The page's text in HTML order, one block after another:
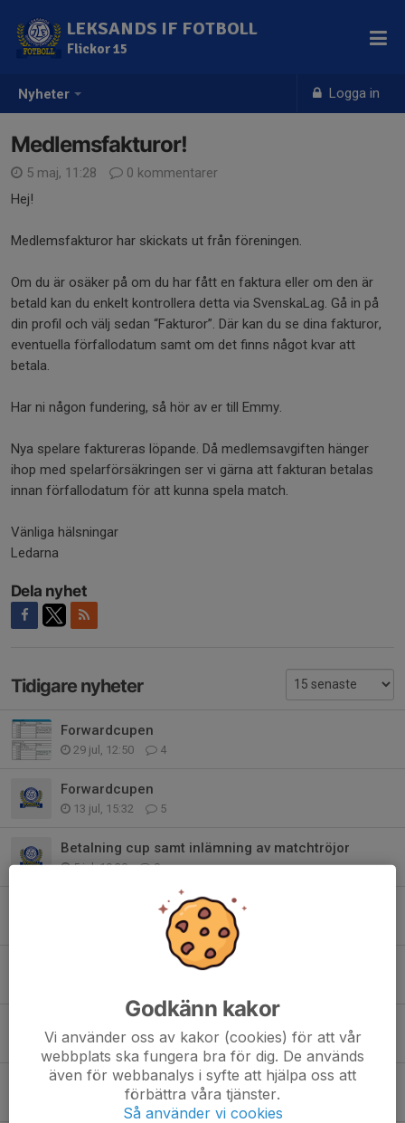
Nyheter Logga in
LEKSANDS IF FOTBOLL
Flickor 15
Medlemsfakturor!
5 maj, 11:28
0 kommentarer
Hej!
Medlemsfakturor har skickats ut från föreningen.
Om du är osäker på om du har fått en faktura eller om den är
betald kan du enkelt kontrollera detta via SvenskaLag. Gå in på
din profil och välj sedan “Fakturor”. Där kan du se dina fakturor,
eventuella förfallodatum samt om det finns något kvar att
betala.
Har ni någon fundering, så hör av er till Emmy.
Nya spelare faktureras löpande. Då medlemsavgiften hänger
ihop med spelarförsäkringen ser vi gärna att fakturan betalas
innan förfallodatum för att kunna spela match.
Vänliga hälsningar
Ledarna
Dela nyhet
Tidigare nyheter
Forwardcupen
29 jul, 12:50 4
Forwardcupen
13 jul, 15:32 5
Betalning cup samt inlämning av matchtröjor
5 jul, 19:30 0
0
12 jun, 08:16 0
Pepes Cup - Lagindelning och spelschema!
10 jun, 11:02 4
Godkänn kakor
Vi använder oss av kakor (cookies) för att vår
webbplats ska fungera bra för dig. De används
även för webbanalys i syfte att hjälpa oss att
förbättra våra tjänster.
Så använder vi cookies